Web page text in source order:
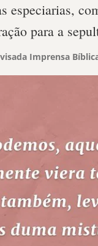
especiarias,
para a
Imprensa